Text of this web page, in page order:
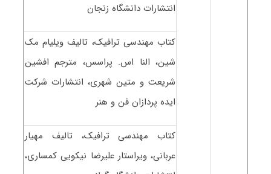
انتشارات دانشگاه زنجان
کتاب مهندسی ترافیک، تالیف ویلیام مک
شین، النا اس. پراسس، مترجم افشین
شریعت و متین شهری، انتشارات شرکت
ایده پردازان فن و هنر
کتاب مهندسی ترافیک، تالیف مهیار
عربانی، ویراستار علیرضا نیکویی کمساری،